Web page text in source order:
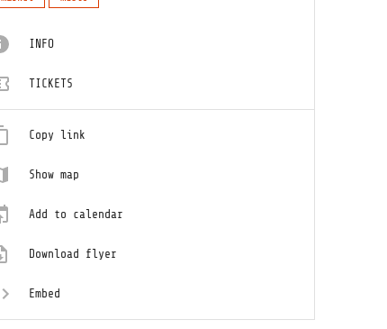
INFO
TICKETS
Copy link
Show map
Add to calendar
Download flyer
Embed